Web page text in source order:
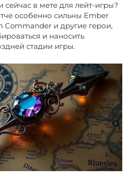
сейчас в мете для лейт-игры?
особенно сильны Ember
Commander и другие герои,
и наносить
стадии игры.